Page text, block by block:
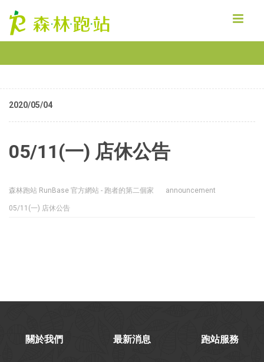
2020/05/04
05/11(一) 店休公告
森林跑站 RunBase 官方網站 - 跑者的第二個家 announcement
05/11(一) 店休公告
關於我們 最新消息 跑站服務